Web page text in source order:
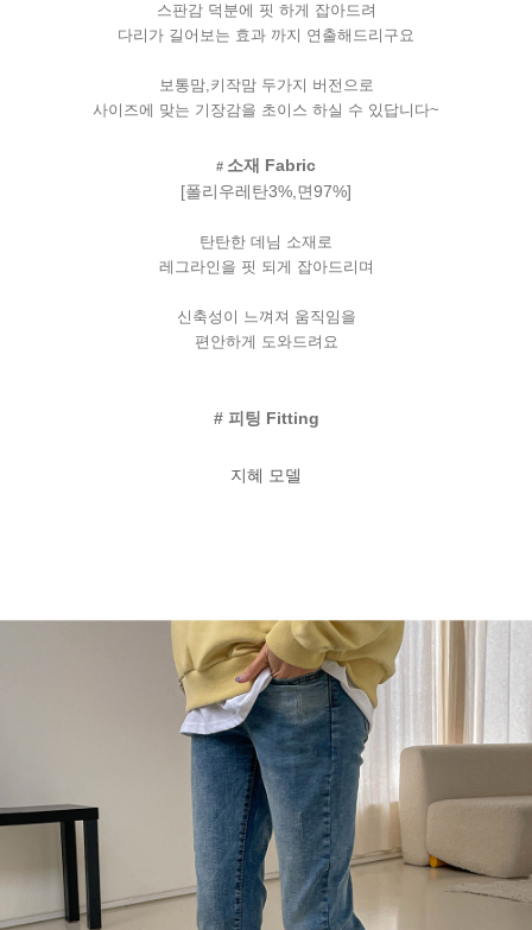
스판감 덕분에 핏 하게 잡아드려
다리가 길어보는 효과 까지 연출해드리구요
보통맘,키작맘 두가지 버전으로
사이즈에 맞는 기장감을 초이스 하실 수 있답니다~
# 소재 Fabric
[폴리우레탄3%, 면97%]
탄탄한 데님 소재로
레그라인을 핏 되게 잡아드리며
신축성이 느껴져 움직임을
편안하게 도와드려요
# 피팅 Fitting
지혜 모델